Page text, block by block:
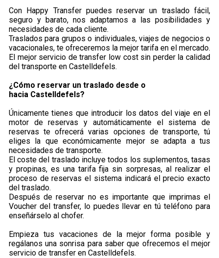
Con Happy Transfer puedes reservar un traslado fácil,
seguro y barato, nos adaptamos a las posibilidades y
necesidades de cada cliente.
Traslados para grupos o individuales, viajes de negocios o
vacacionales, te ofreceremos la mejor tarifa en el mercado.
El mejor servicio de transfer low cost sin perder la calidad
del transporte en Castelldefels.
¿Cómo reservar un traslado desde o
hacia Castelldefels?
Únicamente tienes que introducir los datos del viaje en el
motor de reservas y automáticamente el sistema de
reservas te ofrecerá varias opciones de transporte, tú
eliges la que económicamente mejor se adapta a tus
necesidades de transporte.
El coste del traslado incluye todos los suplementos, tasas
y propinas, es una tarifa fija sin sorpresas, al realizar el
proceso de reservas el sistema indicará el precio exacto
del traslado.
Después de reservar no es importante que imprimas el
Voucher del transfer, lo puedes llevar en tú teléfono para
enseñárselo al chofer.
Empieza tus vacaciones de la mejor forma posible y
regálanos una sonrisa para saber que ofrecemos el mejor
servicio de transfer en Castelldefels.